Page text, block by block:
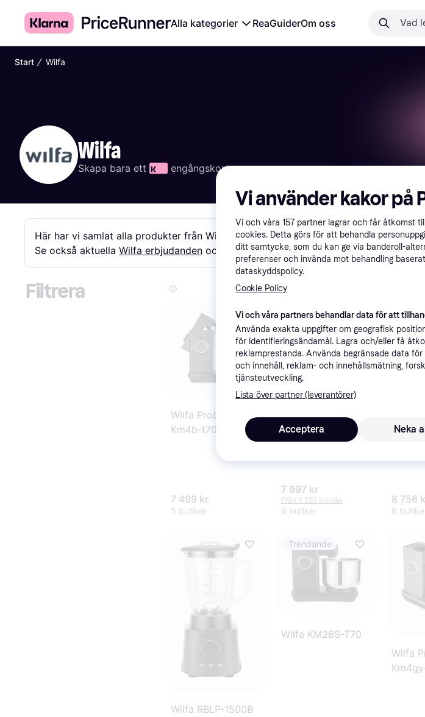
Alla kategorier ReaGuiderOm oss
Start ∕ Wilfa
Wilfa
Skapa bara ett engångskort
Här har vi samlat alla produkter från Wilfa från olika kategorier.
Se också aktuella Wilfa erbjudanden och priser »
Filtrera
Wilfa Probaker Nxt
Km4b-t70
7 499 kr
5 butiker
50+
KM1GY-70
7 997 kr
Från 2 755 kr/mån
9 butiker
8 756
6
Wilfa RBLP-1500B
Trendande
Wilfa KM2BS-T70
Wilfa
Vi använder kakor på
Vi och våra 157 partner lagrar och får åtkomst
cookies. Detta görs för att behandla
ditt samtycke, som du kan ge via banderoll-
preferenser och invända mot behandling
dataskyddspolicy.
Cookie Policy
Vi och våra partners behandlar data för att
Använda exakta uppgifter om geografisk
för identifieringsändamål. Lagra och/eller få
reklamprestanda. Använda begränsade data
och innehåll, reklam- och innehållsmätning,
tjänsteutveckling.
Lista över partner (leverantörer)
Neka
Acceptera